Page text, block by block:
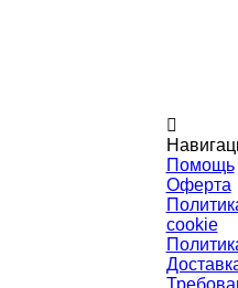
Помощь
Оферта
cookie